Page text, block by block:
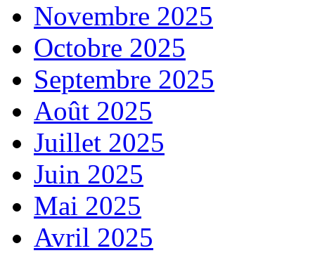
Novembre 2025
Octobre 2025
Septembre 2025
Août 2025
Juillet 2025
Juin 2025
Mai 2025
Avril 2025